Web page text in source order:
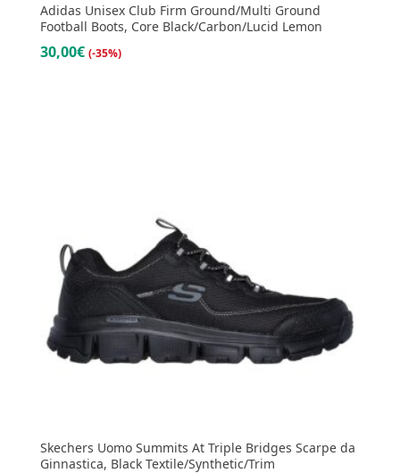
Adidas Unisex Club Firm Ground/Multi Ground
Football Boots, Core Black/Carbon/Lucid Lemon
30,00€ (-35%)
Skechers Uomo Summits At Triple Bridges Scarpe da
Ginnastica, Black Textile/Synthetic/Trim